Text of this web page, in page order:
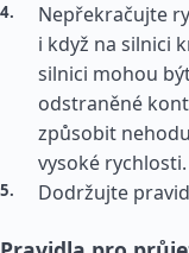
Nepřekračujte
i když na silnici
silnici mohou
odstraněné
způsobit
vysoké rychlosti.
Dodržujte